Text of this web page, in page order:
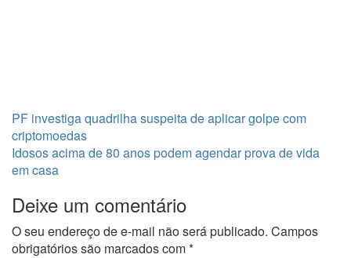
PF investiga quadrilha suspeita de aplicar golpe com
criptomoedas
Idosos acima de 80 anos podem agendar prova de vida
em casa
Deixe um comentário
O seu endereço de e-mail não será publicado. Campos
obrigatórios são marcados com*